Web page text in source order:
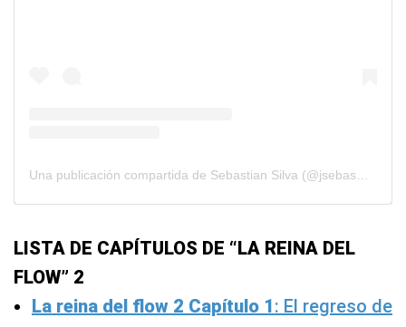
LISTA DE CAPÍTULOS DE “LA REINA DEL
FLOW” 2
La reina del flow 2 Capítulo 1: El regreso de